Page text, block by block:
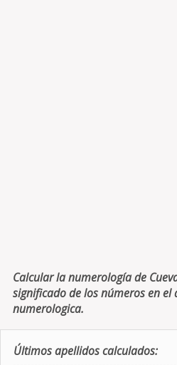
Calcular la numerología de
significado de los números en el
numerologica.
Últimos apellidos calculados: